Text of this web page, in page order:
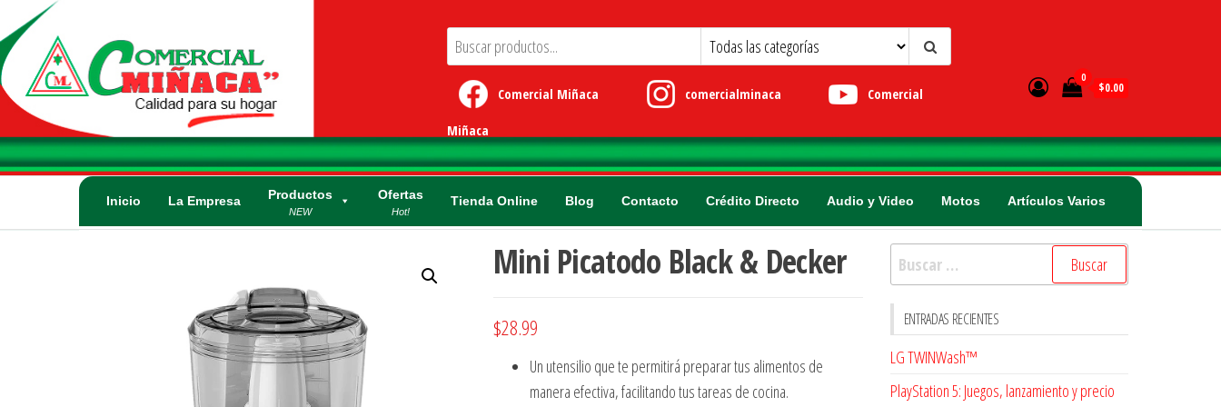
al
contenido
Comercial
Miñaca
Calidad para su
en
electrodomésticos
y artículos
eléctricos.
Comercial Miñaca comercialminaca Comercial
Miñaca
0
$0.00
Inicio La Empresa Productos
NEW
Ofertas
Hot!
Tienda Online Blog Contacto Crédito Directo Audio y Video Motos Artículos Varios
Mini Picatodo Black & Decker
$28.99
Un utensilio que te permitirá preparar tus alimentos de
manera efectiva, facilitando tus tareas de cocina.
Buscar:
ENTRADAS RECIENTES
LG TWINWash™
PlayStation 5: Juegos, lanzamiento y precio